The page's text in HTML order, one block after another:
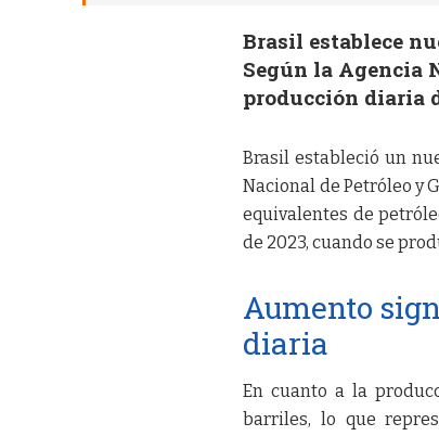
Brasil establece
Según la Agencia
producción diaria
Brasil estableció un
Nacional de Petróleo y
equivalentes de
de 2023, cuando se
Aumento
diaria
En cuanto a la
barriles, lo que